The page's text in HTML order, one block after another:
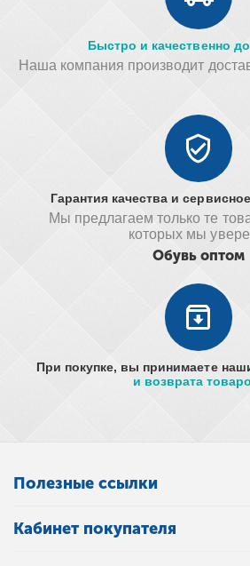
Быстро и качественно
Наша компания производит
Гарантия качества и
Мы предлагаем только те
которых мы
Обувь оптом
При покупке, вы принимаете
и возврата
Полезные ссылки
Кабинет покупателя